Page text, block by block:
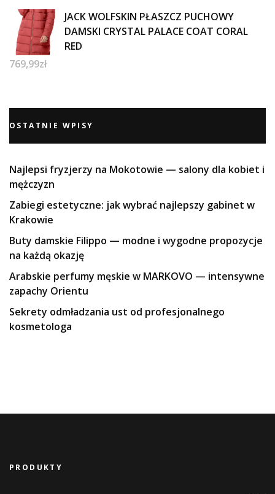
JACK WOLFSKIN PŁASZCZ PUCHOWY
DAMSKI CRYSTAL PALACE COAT CORAL
RED
769,99zł
OSTATNIE WPISY
Najlepsi fryzjerzy na Mokotowie — salony dla kobiet i
mężczyzn
Zabiegi estetyczne: jak wybrać najlepszy gabinet w
Krakowie
Buty damskie Filippo — modne i wygodne propozycje
na każdą okazję
Arabskie perfumy męskie w MARKOVO — intensywne
zapachy Orientu
Sekrety odmładzania ust od profesjonalnego
kosmetologa
PRODUKTY